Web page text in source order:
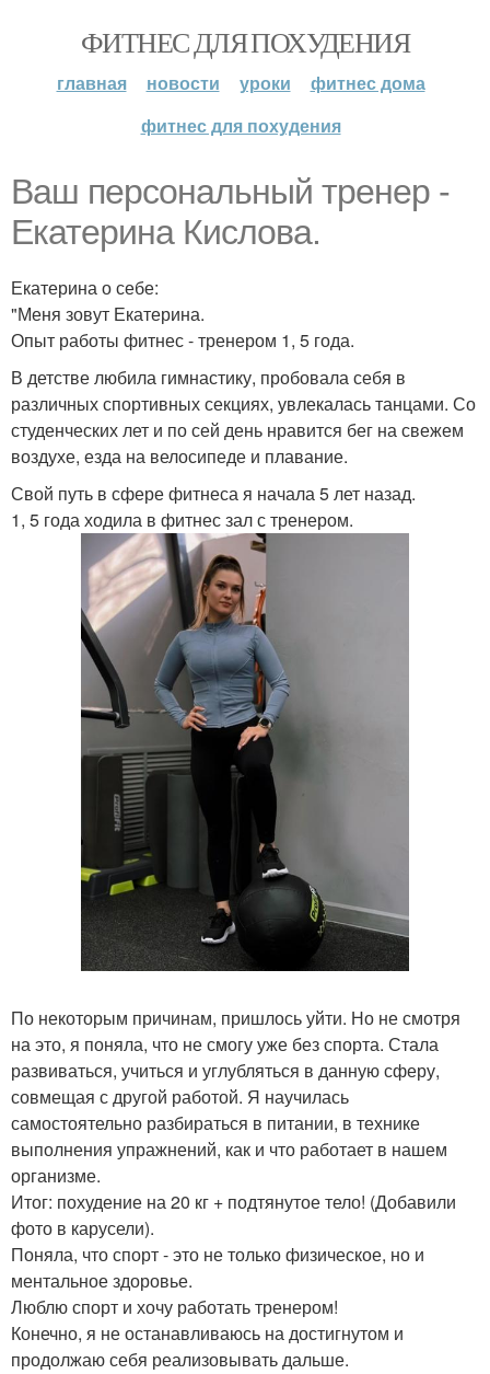
ФИТНЕС ДЛЯ ПОХУДЕНИЯ
главная новости уроки
фитнес дома
фитнес для похудения
Ваш персональный тренер -
Екатерина Кислова.
Екатерина о себе:
"Меня зовут Екатерина.
Опыт работы фитнес - тренером 1, 5 года.
В детстве любила гимнастику, пробовала себя в
различных спортивных секциях, увлекалась танцами. Со
студенческих лет и по сей день нравится бег на свежем
воздухе, езда на велосипеде и плавание.
Свой путь в сфере фитнеса я начала 5 лет назад.
1, 5 года ходила в фитнес зал с тренером.
По некоторым причинам, пришлось уйти. Но не смотря
на это, я поняла, что не смогу уже без спорта. Стала
развиваться, учиться и углубляться в данную сферу,
совмещая с другой работой. Я научилась
самостоятельно разбираться в питании, в технике
выполнения упражнений, как и что работает в нашем
организме.
Итог: похудение на 20 кг + подтянутое тело! (Добавили
фото в карусели).
Поняла, что спорт - это не только физическое, но и
ментальное здоровье.
Люблю спорт и хочу работать тренером!
Конечно, я не останавливаюсь на достигнутом и
продолжаю себя реализовывать дальше.